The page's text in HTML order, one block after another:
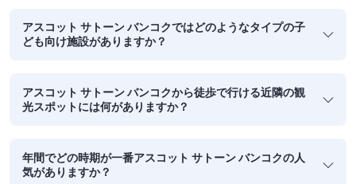
アスコット サトーン バンコクではどのようなタイプの子
ども向け施設がありますか？
アスコット サトーン バンコクから徒歩で行ける近隣の観
光スポットには何がありますか？
年間でどの時期が一番アスコット サトーン バンコクの人
気がありますか？